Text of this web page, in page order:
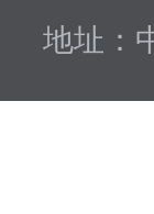
地址：